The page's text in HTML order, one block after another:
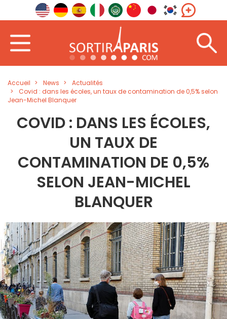
Accueil News
Actualités
Covid : dans les écoles, un taux de contamination de 0,5% selon
Jean-Michel Blanquer
COVID : DANS LES ÉCOLES,
UN TAUX DE
CONTAMINATION DE 0,5%
SELON JEAN-MICHEL
BLANQUER